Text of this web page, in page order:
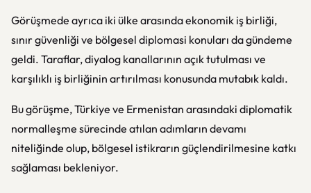
Görüşmede ayrıca iki ülke arasında ekonomik iş birliği,
sınır güvenliği ve bölgesel diplomasi konuları da gündeme
geldi. Taraflar, diyalog kanallarının açık tutulması ve
karşılıklı iş birliğinin artırılması konusunda mutabık kaldı.
Bu görüşme, Türkiye ve Ermenistan arasındaki diplomatik
normalleşme sürecinde atılan adımların devamı
niteliğinde olup, bölgesel istikrarın güçlendirilmesine katkı
sağlaması bekleniyor.